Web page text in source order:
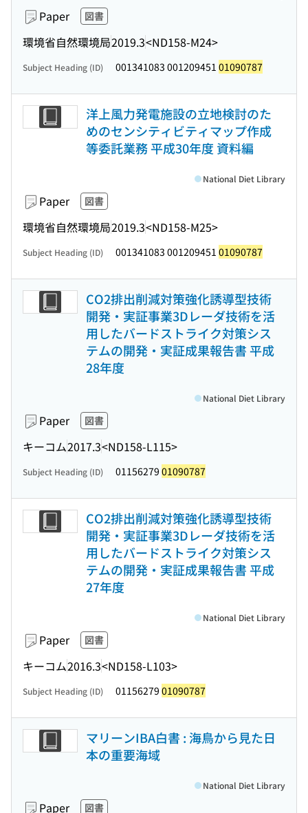
Paper 図書
環境省自然環境局2019.3<ND158-M24>
Subject Heading (ID) 001341083 001209451 01090787
洋上風力発電施設の立地検討のた
めのセンシティビティマップ作成
等委託業務 平成30年度 資料編
Paper 図書
環境省自然環境局2019.3<ND158-M25>
National Diet Library
Subject Heading (ID) 001341083 001209451 01090787
CO2排出削減対策強化誘導型技術
開発・実証事業3Dレーダ技術を活
用したバードストライク対策シス
テムの開発・実証成果報告書 平成
28年度
Paper 図書
キーコム2017.3<ND158-L115>
National Diet Library
Subject Heading (ID) 01156279 01090787
CO2排出削減対策強化誘導型技術
開発・実証事業3Dレーダ技術を活
用したバードストライク対策シス
テムの開発・実証成果報告書 平成
27年度
Paper 図書
キーコム2016.3<ND158-L103>
National Diet Library
Subject Heading (ID) 01156279 01090787
マリーンIBA白書 : 海鳥から見た日
本の重要海域
Paper 図書
National Diet Library